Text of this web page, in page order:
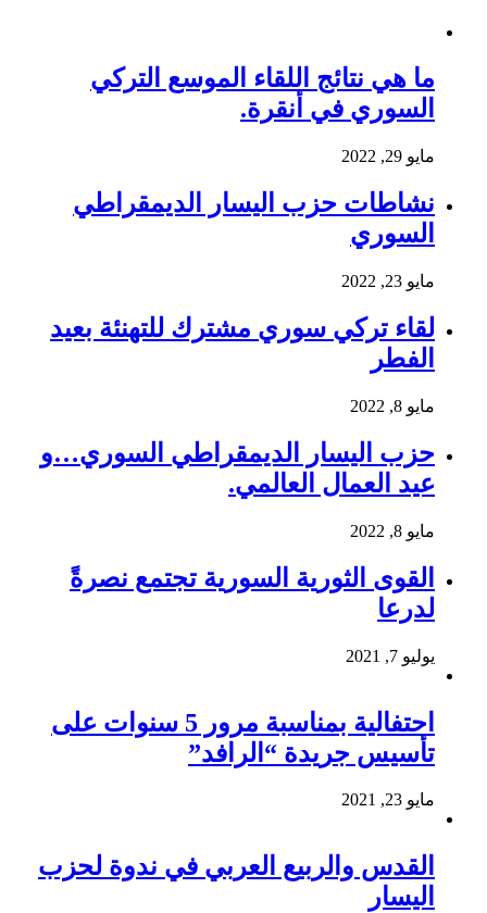
ما هي نتائج اللقاء الموسع التركي
السوري في أنقرة.
مايو 29, 2022
نشاطات حزب اليسار الديمقراطي
السوري
مايو 23, 2022
لقاء تركي سوري مشترك للتهنئة بعيد
الفطر
مايو 8, 2022
حزب اليسار الديمقراطي السوري…و
عيد العمال العالمي.
مايو 8, 2022
القوى الثورية السورية تجتمع نصرةً
لدرعا
يوليو 7, 2021
احتفالية بمناسبة مرور 5 سنوات على
تأسيس جريدة “الرافد”
مايو 23, 2021
القدس والربيع العربي في ندوة لحزب
اليسار